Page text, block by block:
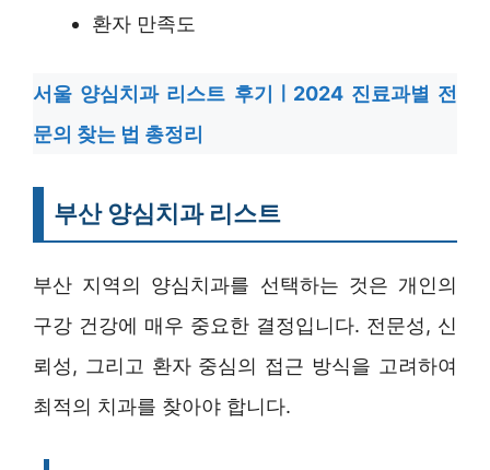
환자 만족도
서울 양심치과 리스트 후기ㅣ2024 진료과별 전
문의 찾는 법 총정리
부산 양심치과 리스트
부산 지역의 양심치과를 선택하는 것은 개인의
구강 건강에 매우 중요한 결정입니다. 전문성, 신
뢰성, 그리고 환자 중심의 접근 방식을 고려하여
최적의 치과를 찾아야 합니다.